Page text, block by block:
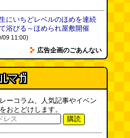
にいちどレベルのほめを連続
浴びる～ほめられ屋敷開催
09 11:00)
広告企画のごあんない
ーコラム、人気記事やイベン
おとどけします。
購読